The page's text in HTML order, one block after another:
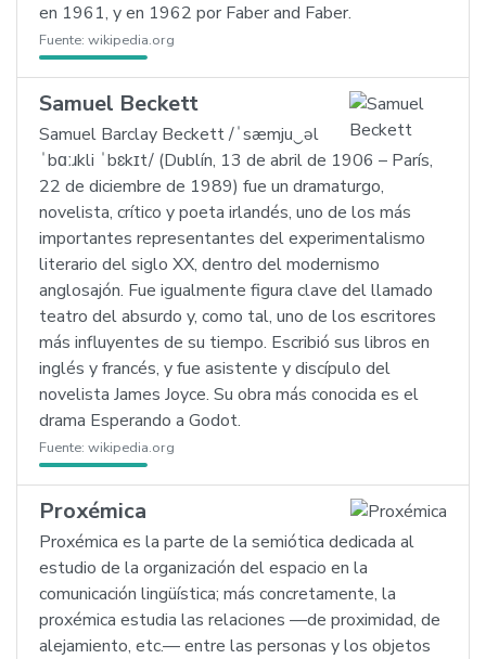
en 1961, y en 1962 por Faber and Faber.
Fuente: wikipedia.org
Samuel Beckett
Samuel Barclay Beckett /ˈsæmju‿əl
ˈbɑːɹkli ˈbɛkɪt/ (Dublín, 13 de abril de 1906 – París,
22 de diciembre de 1989) fue un dramaturgo,
novelista, crítico y poeta irlandés, uno de los más
importantes representantes del experimentalismo
literario del siglo XX, dentro del modernismo
anglosajón. Fue igualmente figura clave del llamado
teatro del absurdo y, como tal, uno de los escritores
más influyentes de su tiempo. Escribió sus libros en
inglés y francés, y fue asistente y discípulo del
novelista James Joyce. Su obra más conocida es el
drama Esperando a Godot.
Fuente: wikipedia.org
Proxémica
Proxémica es la parte de la semiótica dedicada al
estudio de la organización del espacio en la
comunicación lingüística; más concretamente, la
proxémica estudia las relaciones —de proximidad, de
alejamiento, etc.— entre las personas y los objetos